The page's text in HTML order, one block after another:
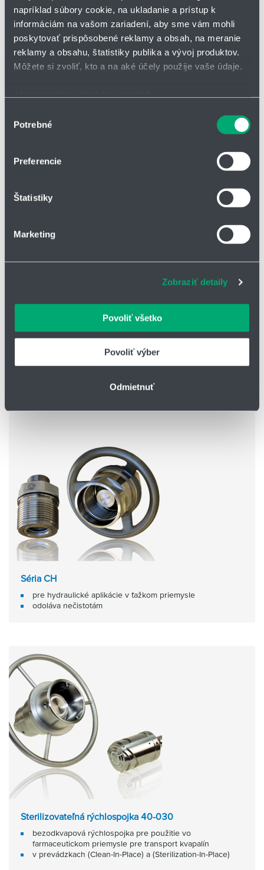
napríklad súbory cookie, na ukladanie a prístup k
informáciám na vašom zariadení, aby sme vám mohli
poskytovať prispôsobené reklamy a obsah, na meranie
reklamy a obsahu, štatistiky publika a vývoj produktov.
Môžete si zvoliť, kto a na aké účely použije vaše údaje.
polohe s presnosťou na niekoľko metrov
Viac informácií o tom, ako sa spracúvajú vaše osobné
môžete kedykoľvek zmeniť alebo odvolať cez Vyhlásenie
Na prispôsobenie obsahu a reklám, poskytovanie funkcií
webové stránky, poskytujeme aj našim partnerom v
keď ste používali ich služby.
súhlasu
Potrebné
Preferencie
Štatistiky
Marketing
Zobraziť detaily
Povoliť všetko
Povoliť výber
Odmietnuť
skrutkovacia rýchlospojka na použitie v chemickom
priemysle pri nakladaní s rôznymi (agresívnymi)
rýchlospojky z materiálu PVDF
Séria CH
pre hydraulické aplikácie v ťažkom priemysle
odoláva nečistotám
Sterilizovateľná rýchlospojka 40-030
bezodkvapová rýchlospojka pre použitie vo
farmaceutickom priemysle pre transport kvapalín
v prevádzkach (Clean-In-Place) a (Sterilization-In-Place)